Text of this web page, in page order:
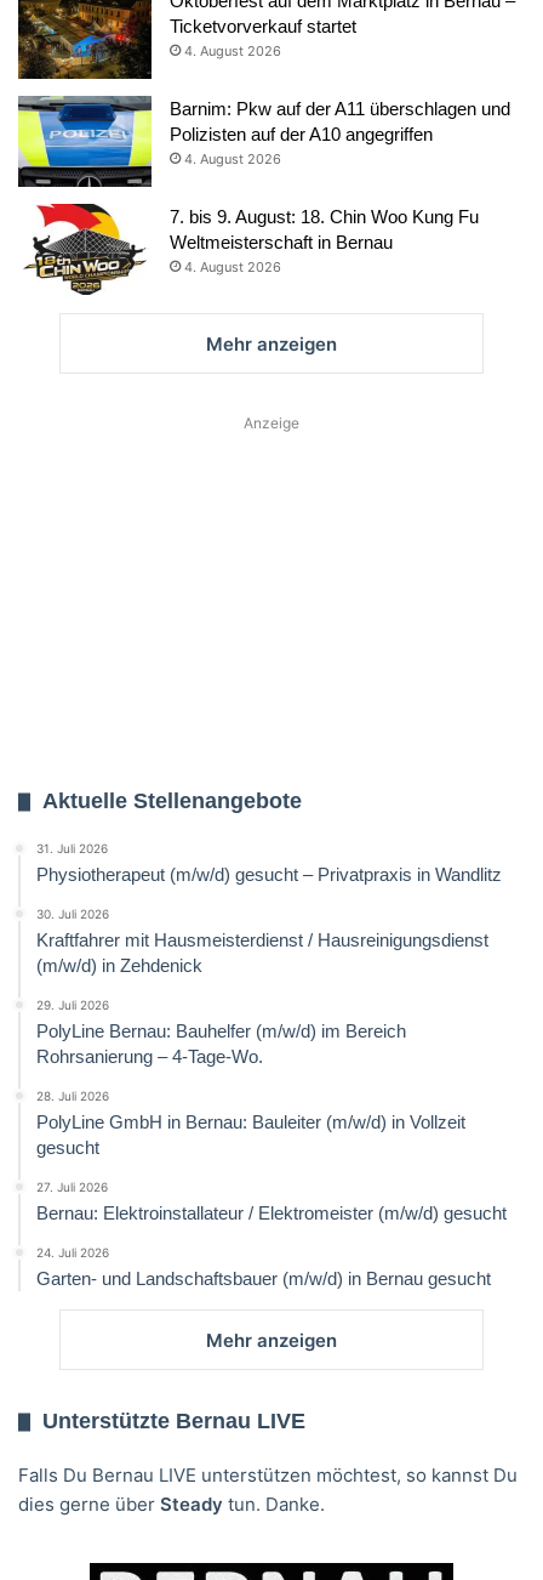
Ticketvorverkauf startet
4. August 2026
Barnim: Pkw auf der A11 überschlagen und
Polizisten auf der A10 angegriffen
4. August 2026
7. bis 9. August: 18. Chin Woo Kung Fu
Weltmeisterschaft in Bernau
4. August 2026
Mehr anzeigen
Anzeige
Aktuelle Stellenangebote
31. Juli 2026
Physiotherapeut (m/w/d) gesucht – Privatpraxis in Wandlitz
30. Juli 2026
Kraftfahrer mit Hausmeisterdienst / Hausreinigungsdienst
(m/w/d) in Zehdenick
29. Juli 2026
PolyLine Bernau: Bauhelfer (m/w/d) im Bereich
Rohrsanierung – 4-Tage-Wo.
28. Juli 2026
PolyLine GmbH in Bernau: Bauleiter (m/w/d) in Vollzeit
gesucht
27. Juli 2026
Bernau: Elektroinstallateur / Elektromeister (m/w/d) gesucht
24. Juli 2026
Garten- und Landschaftsbauer (m/w/d) in Bernau gesucht
Mehr anzeigen
Unterstützte Bernau LIVE
Falls Du Bernau LIVE unterstützen möchtest, so kannst Du
dies gerne über Steady tun. Danke.